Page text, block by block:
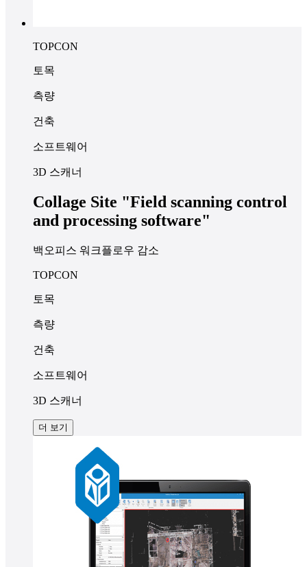
TOPCON
토목
측량
건축
소프트웨어
3D 스캐너
Collage Site "Field scanning control
and processing software"
백오피스 워크플로우 감소
TOPCON
토목
측량
건축
소프트웨어
3D 스캐너
더 보기